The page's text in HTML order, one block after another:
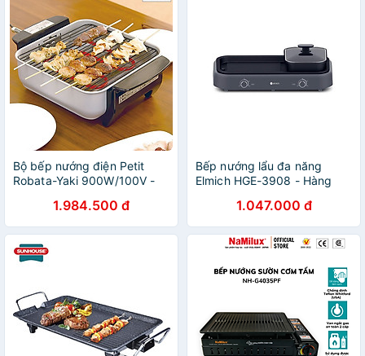
Bộ bếp nướng điện Petit
Robata-Yaki 900W/100V -
khẩu chính hãng (#Made in
Japan)
1.984.500 đ
Bếp nướng lẩu đa năng
Elmich HGE-3908 - Hàng
1.047.000 đ